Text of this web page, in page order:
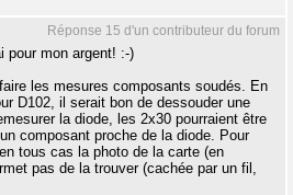
Réponse 15 d'un contributeur du forum
pour mon argent! :-)
les mesures composants soudés. En
D102, il serait bon de dessouder une
la diode, les 2x30 pourraient être
composant proche de la diode. Pour
tous cas la photo de la carte (en
pas de la trouver (cachée par un fil,